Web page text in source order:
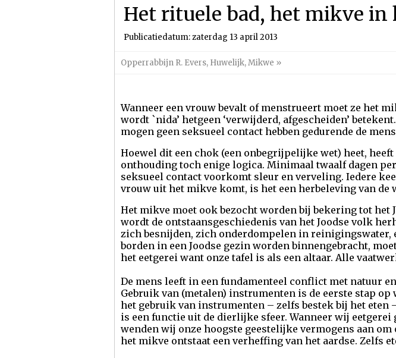
Het rituele bad, het mikve in
Publicatiedatum: zaterdag 13 april 2013
Opperrabbijn R. Evers, Huwelijk,Mikwe »
Wanneer een vrouw bevalt of menstrueert moet ze het
wordt `nida’ hetgeen ‘verwijderd, afgescheiden’
mogen geen seksueel contact hebben gedurende de
Hoewel dit een chok (een onbegrijpelijke wet) heet,
onthouding toch enige logica. Minimaal twaalf dagen
seksueel contact voorkomt sleur en verveling. Iedere
vrouw uit het mikve komt, is het een herbeleving van de
Het mikve moet ook bezocht worden bij bekering tot het
wordt de ontstaansgeschiedenis van het Joodse volk
zich besnijden, zich onderdompelen in reinigingswater,
borden in een Joodse gezin worden binnengebracht,
het eetgerei want onze tafel is als een altaar. Alle
De mens leeft in een fundamenteel conflict met natuur
Gebruik van (metalen) instrumenten is de eerste stap op
het gebruik van instrumenten – zelfs bestek bij het eten
is een functie uit de dierlijke sfeer. Wanneer wij
wenden wij onze hoogste geestelijke vermogens aan
het mikve ontstaat een verheffing van het aardse. Zelfs